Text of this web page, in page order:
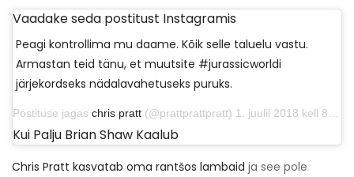
Vaadake seda postitust Instagramis
Peagi kontrollima mu daame. Kõik selle taluelu vastu.
Armastan teid tänu, et muutsite #jurassicworldi
järjekordseks nädalavahetuseks puruks.
Postituse jagas chris pratt (@prattprattpratt) 1. juulil 2018 kell 8:46 PDT
Kui Palju Brian Shaw Kaalub
Chris Pratt kasvatab oma rantšos lambaid ja see pole